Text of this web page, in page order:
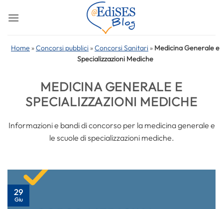
Home »Concorsi pubblici »Concorsi Sanitari » Medicina Generale e
Specializzazioni Mediche
MEDICINA GENERALE E
SPECIALIZZAZIONI MEDICHE
Informazioni e bandi di concorso per la medicina generale e
le scuole di specializzazioni mediche.
29
Giu